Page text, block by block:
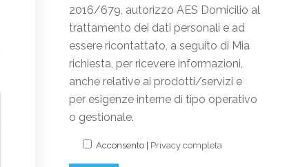
2016/679, autorizzo AES Domicilio al
trattamento dei dati personali e ad
essere ricontattato, a seguito di Mia
richiesta, per ricevere informazioni,
anche relative ai prodotti/servizi e
per esigenze interne di tipo operativo
o gestionale.
Acconsento | Privacy completa